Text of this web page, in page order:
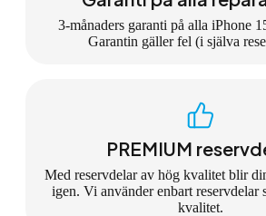
3-månaders garanti på alla iPhone
Garantin gäller fel (i själva
PREMIUM
Med reservdelar av hög kvalitet blir
igen. Vi använder enbart reservdelar
kvalitet.